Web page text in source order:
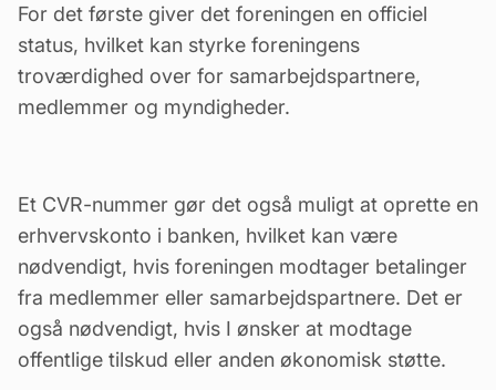
For det første giver det foreningen en officiel
status, hvilket kan styrke foreningens
troværdighed over for samarbejdspartnere,
medlemmer og myndigheder.
Et CVR-nummer gør det også muligt at oprette en
erhvervskonto i banken, hvilket kan være
nødvendigt, hvis foreningen modtager betalinger
fra medlemmer eller samarbejdspartnere. Det er
også nødvendigt, hvis I ønsker at modtage
offentlige tilskud eller anden økonomisk støtte.